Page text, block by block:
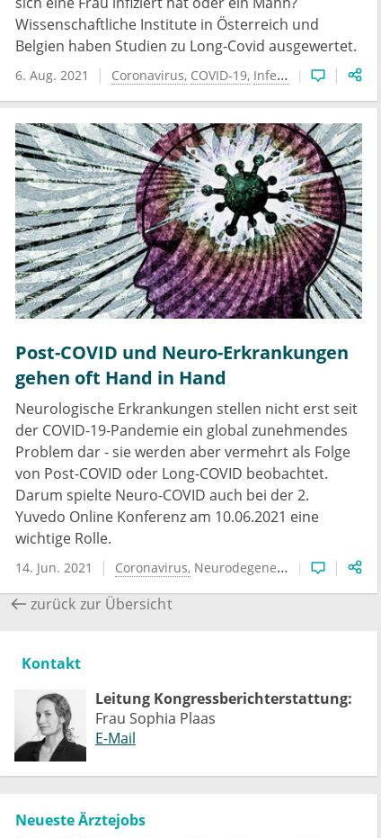
Wissenschaftliche Institute in Österreich und
Belgien haben Studien zu Long-Covid ausgewertet.
6. Aug. 2021 Coronavirus COVID-19 Infektionen
Post-COVID und Neuro-Erkrankungen
gehen oft Hand in Hand
Neurologische Erkrankungen stellen nicht erst seit
der COVID-19-Pandemie ein global zunehmendes
Problem dar - sie werden aber vermehrt als Folge
von Post-COVID oder Long-COVID beobachtet.
Darum spielte Neuro-COVID auch bei der 2.
Yuvedo Online Konferenz am 10.06.2021 eine
wichtige Rolle.
14. Jun. 2021 Coronavirus Neurodegenerative Erkrankungen
zurück zur Übersicht
Kontakt
Leitung Kongressberichterstattung:
Frau Sophia Plaas
E-Mail
Neueste Ärztejobs